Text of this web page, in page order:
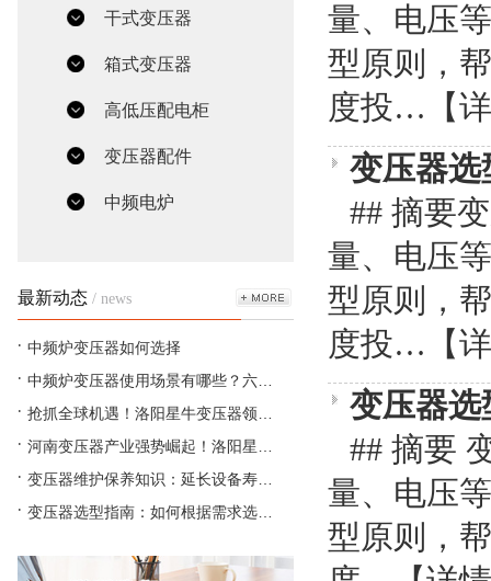
干式变压器
箱式变压器
高低压配电柜
变压器配件
中频电炉
最新动态 / news
中频炉变压器如何选择
中频炉变压器使用场景有哪些？六…
抢抓全球机遇！洛阳星牛变压器领…
河南变压器产业强势崛起！洛阳星…
变压器维护保养知识：延长设备寿…
变压器选型指南：如何根据需求选…
量、电压
型原则，
度投… 【
变压器选
## 摘要
量、电压
型原则，
度投… 【
变压器选
## 摘要
量、电压
型原则，